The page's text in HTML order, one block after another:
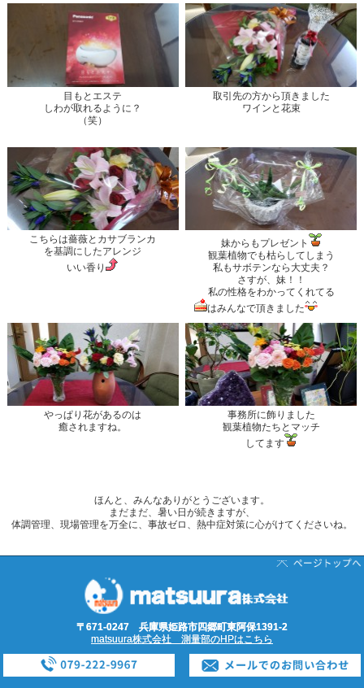
目もとエステ
しわが取れるように？
（笑）
取引先の方から頂きました
ワインと花束
こちらは薔薇とカサブランカ
を基調にしたアレンジ
いい香り
妹からもプレゼント
観葉植物でも枯らしてしまう
私もサボテンなら大丈夫？
さすが、妹！！
私の性格をわかってくれてる
はみんなで頂きました
やっぱり花があるのは
癒されますね。
事務所に飾りました
観葉植物たちとマッチ
してます
ほんと、みんなありがとうございます。
まだまだ、暑い日が続きますが、
体調管理、現場管理を万全に、事故ゼロ、熱中症対策に心がけてくださいね。
〒671-0247 兵庫県姫路市四郷町東阿保1391-2
matsuura株式会社 測量部のHPはこちら